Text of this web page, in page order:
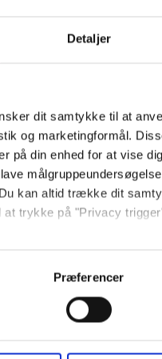
Detaljer
dit samtykke til at
og marketingformål.
på din enhed for at vise
kan altid trække dit
at trykke på "Privacy
gerne:
om din placering,
cookies og
Præferencer
Kragh-Jacobsens
man desværre
Christensens stædige
Kragh-Jacobsen
temaer sammen.